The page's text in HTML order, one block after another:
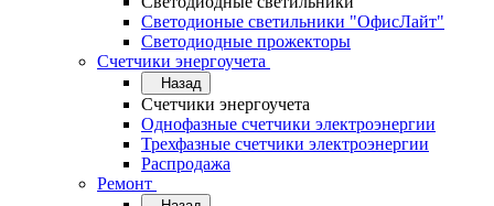
Светодионые светильники "ОфисЛайт"
Светодиодные прожекторы
Счетчики энергоучета
Назад
Счетчики энергоучета
Однофазные счетчики электроэнергии
Трехфазные счетчики электроэнергии
Распродажа
Ремонт